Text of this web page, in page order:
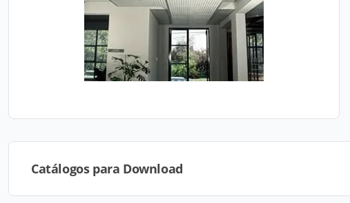
Catálogos para Download